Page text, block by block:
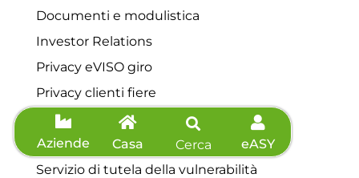
Aziende Casa Cerca eASY
Documenti e modulistica
Investor Relations
Privacy eVISO giro
Privacy clienti fiere
Reclami
Contributo straordinario
Servizio di tutela della vulnerabilità